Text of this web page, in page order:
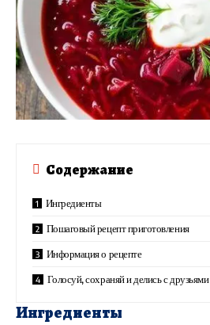
Содержание
Ингредиенты
Пошаговый рецепт приготовления
Информация о рецепте
Голосуй, сохраняй и делись с друзьями
Ингредиенты